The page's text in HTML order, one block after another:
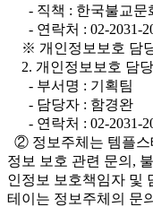
- 직책 : 한국불교문
- 연락처 : 02-2031-
※ 개인정보보호 담
2. 개인정보보호 담
- 부서명 : 기획팀
- 담당자 : 함경완
- 연락처 : 02-2031-
② 정보주체는 템플스
정보 보호 관련 문의,
인정보 보호책임자 및
테이는 정보주체의 문